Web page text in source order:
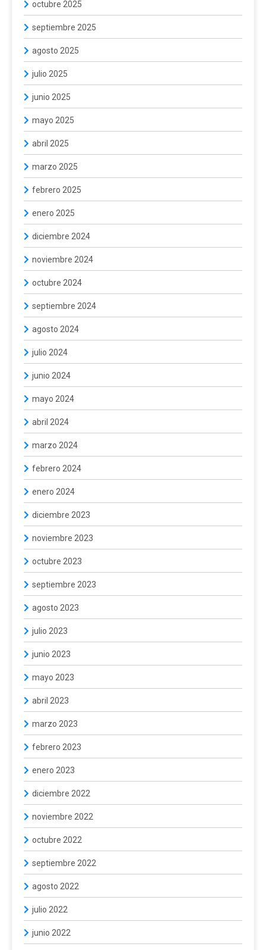
octubre 2025
septiembre 2025
agosto 2025
julio 2025
junio 2025
mayo 2025
abril 2025
marzo 2025
febrero 2025
enero 2025
diciembre 2024
noviembre 2024
octubre 2024
septiembre 2024
agosto 2024
julio 2024
junio 2024
mayo 2024
abril 2024
marzo 2024
febrero 2024
enero 2024
diciembre 2023
noviembre 2023
octubre 2023
septiembre 2023
agosto 2023
julio 2023
junio 2023
mayo 2023
abril 2023
marzo 2023
febrero 2023
enero 2023
diciembre 2022
noviembre 2022
octubre 2022
septiembre 2022
agosto 2022
julio 2022
junio 2022